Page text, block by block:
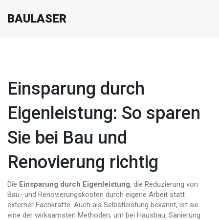
BAULASER
Einsparung durch
Eigenleistung: So sparen
Sie bei Bau und
Renovierung richtig
Die Einsparung durch Eigenleistung, die Reduzierung von
Bau- und Renovierungskosten durch eigene Arbeit statt
externer Fachkräfte. Auch als Selbstleistung bekannt, ist sie
eine der wirksamsten Methoden, um bei Hausbau, Sanierung